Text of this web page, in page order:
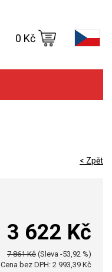
0 Kč
< Zpět
3 622 Kč
7 861 Kč (Sleva -53,92 %)
Cena bez DPH: 2 993,39 Kč